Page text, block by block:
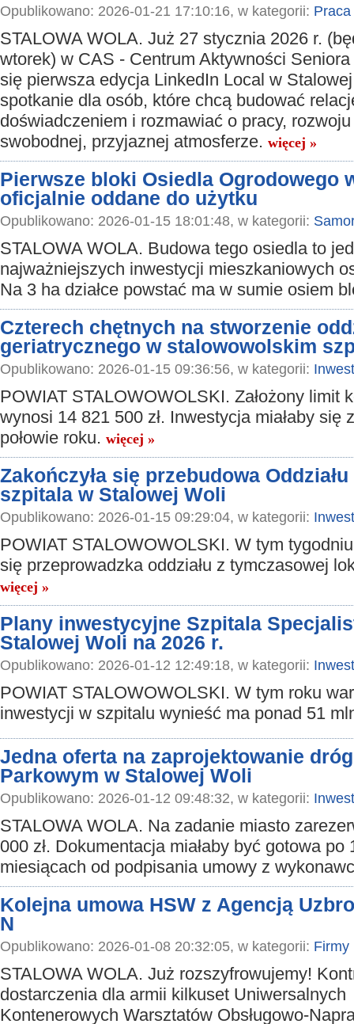
Opublikowano: 2026-01-21 17:10:16, w kategorii: Praca
STALOWA WOLA. Już 27 stycznia 2026 r.
wtorek) w CAS - Centrum Aktywności
się pierwsza edycja LinkedIn Local w
spotkanie dla osób, które chcą budować
doświadczeniem i rozmawiać o pracy,
swobodnej, przyjaznej atmosferze. więcej »
Pierwsze bloki Osiedla Ogrodowego
oficjalnie oddane do użytku
Opublikowano: 2026-01-15 18:01:48, w kategorii:
STALOWA WOLA. Budowa tego osiedla to
najważniejszych inwestycji mieszkaniowych
Na 3 ha działce powstać ma w sumie osiem
Czterech chętnych na stworzenie
geriatrycznego w stalowowolskim
Opublikowano: 2026-01-15 09:36:56, w kategorii:
POWIAT STALOWOWOLSKI. Założony limit
wynosi 14 821 500 zł. Inwestycja miałaby się
połowie roku. więcej »
Zakończyła się przebudowa
szpitala w Stalowej Woli
Opublikowano: 2026-01-15 09:29:04, w kategorii:
POWIAT STALOWOWOLSKI. W tym
się przeprowadzka oddziału z tymczasowej
więcej »
Plany inwestycyjne Szpitala
Stalowej Woli na 2026 r.
Opublikowano: 2026-01-12 12:49:18, w kategorii:
POWIAT STALOWOWOLSKI. W tym roku
inwestycji w szpitalu wynieść ma ponad 51
Jedna oferta na zaprojektowanie
Parkowym w Stalowej Woli
Opublikowano: 2026-01-12 09:48:32, w kategorii:
STALOWA WOLA. Na zadanie miasto
000 zł. Dokumentacja miałaby być gotowa po
miesiącach od podpisania umowy z
Kolejna umowa HSW z Agencją
N
Opublikowano: 2026-01-08 20:32:05, w kategorii: Firmy
STALOWA WOLA. Już rozszyfrowujemy!
dostarczenia dla armii kilkuset Uniwersalnych
Kontenerowych Warsztatów Obsługowo-